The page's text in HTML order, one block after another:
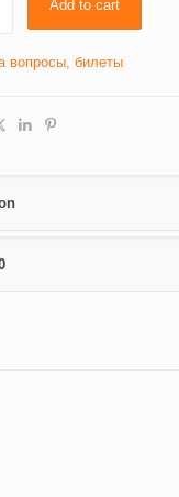
Add to cart
вопросы, билеты